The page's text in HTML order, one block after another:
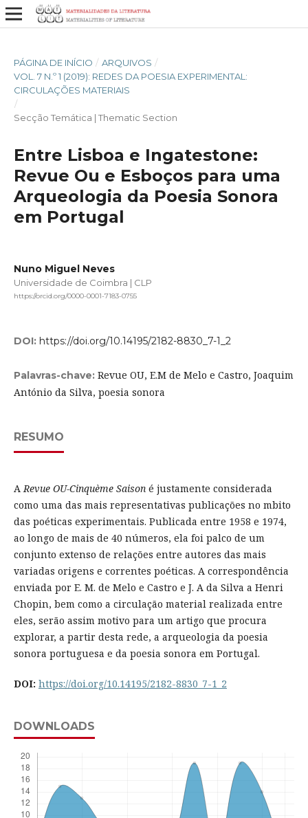
PÁGINA DE INÍCIO / ARQUIVOS /
VOL. 7 N.º 1 (2019): REDES DA POESIA EXPERIMENTAL:
CIRCULAÇÕES MATERIAIS
/
Secção Temática | Thematic Section
Entre Lisboa e Ingatestone:
Revue Ou e Esboços para uma
Arqueologia da Poesia Sonora
em Portugal
Nuno Miguel Neves
Universidade de Coimbra | CLP
https://orcid.org/0000-0001-7183-0755
DOI: https://doi.org/10.14195/2182-8830_7-1_2
Palavras-chave: Revue OU, E.M de Melo e Castro, Joaquim
António da Silva, poesia sonora
RESUMO
ARevue OU-Cinquème Saisoné justamente considerada
como uma das mais representativas publicações no mbito
das poéticas experimentais. Publicada entre 1958 e 1974,
ao longo de mais de 40 números, ela foi palco de um
conjunto extenso de relações entre autores das mais
variadas origens e correntes poéticas. A correspondência
enviada por E. M. de Melo e Castro e J. A da Silva a Henri
Chopin, bem como a circulação material realizada entre
eles, serão assim motivo para um artigo que procura
explorar, a partir desta rede, a arqueologia da poesia
sonora portuguesa e da poesia sonora em Portugal.
DOI: https://doi.org/10.14195/2182-8830_7-1_2
DOWNLOADS